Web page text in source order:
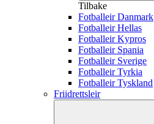
Tilbake
Fotballeir Danmark
Fotballeir Hellas
Fotballeir Kypros
Fotballeir Spania
Fotballeir Sverige
Fotballeir Tyrkia
Fotballeir Tyskland
Friidrettsleir